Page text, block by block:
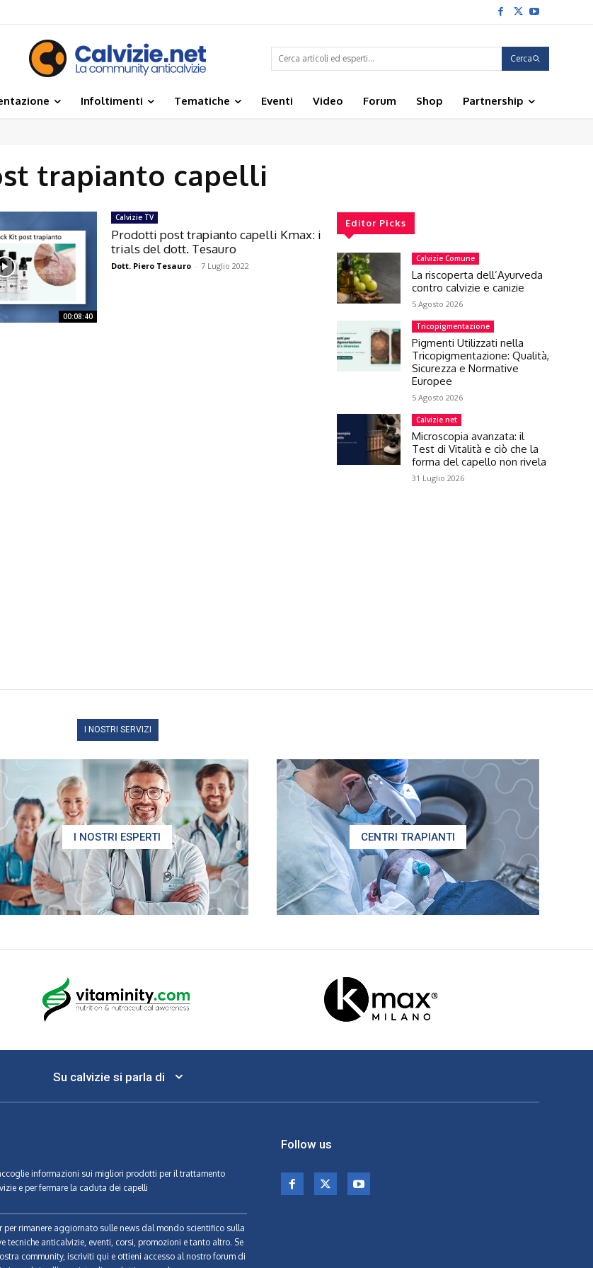
Cerca
Infoltimenti Tematiche Eventi Video Forum Shop Partnership
trapianto capelli
00:08:40
Calvizie TV
Prodotti post trapianto capelli Kmax: i
trials del dott. Tesauro
Dott. Piero Tesauro - 7 Luglio 2022
Editor Picks
Calvizie Comune
La riscoperta dell’Ayurveda
contro calvizie e canizie
5 Agosto 2026
Tricopigmentazione
Pigmenti Utilizzati nella
Tricopigmentazione: Qualità,
Sicurezza e Normative
Europee
5 Agosto 2026
Calvizie.net
Microscopia avanzata: il
Test di Vitalità e ciò che la
forma del capello non rivela
31 Luglio 2026
I NOSTRI SERVIZI
I NOSTRI ESPERTI CENTRI TRAPIANTI
Su calvizie si parla di
informazioni sui migliori prodotti per il trattamento
e per fermare la caduta dei capelli
per rimanere aggiornato sulle news dal mondo scientifico sulla
tecniche anticalvizie, eventi, corsi, promozioni e tanto altro. Se
community, iscriviti qui e ottieni accesso al nostro forum di
Follow us